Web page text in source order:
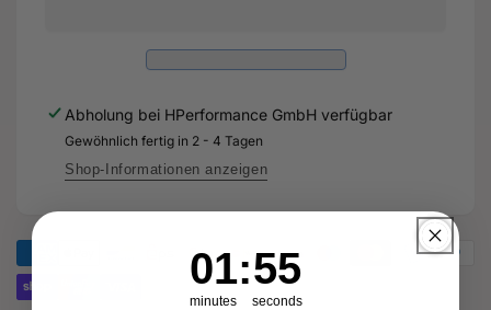
803
804
-
Original
Ersatzteil
Audi
Sportback
5Q0
803
A
-
Original
für
Sportback
Abholung bei HPerformance GmbH verfügbar
Gewöhnlich fertig in 2 - 4 Tagen
Shop-Informationen anzeigen
Countdown ends in:
1
01
minutes
: 55
55
seconds